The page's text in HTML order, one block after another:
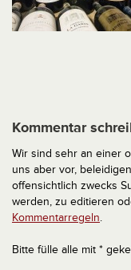
Kommentar
Wir sind sehr an einer
uns aber vor,
offensichtlich zwecks
werden, zu editieren
Kommentarregeln.
Bitte fülle alle mit *